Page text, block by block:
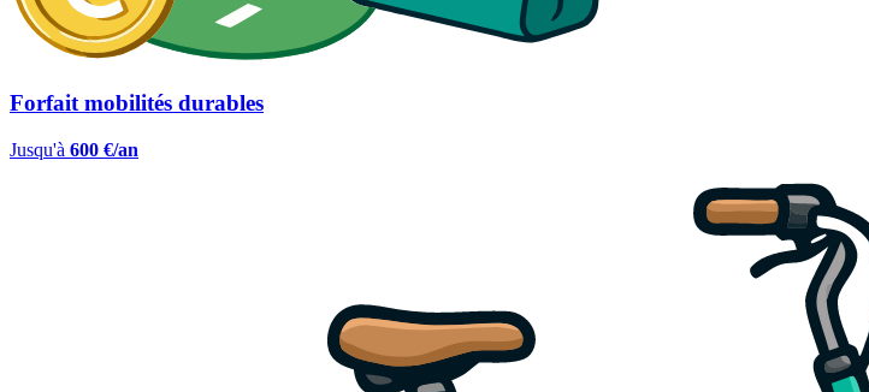
Forfait mobilités durables
Jusqu'à 600 €/an